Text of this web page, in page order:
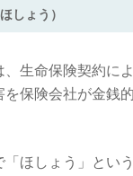
しょう）
、生命保険契約に
保険会社が金銭
「ほしょう」とい